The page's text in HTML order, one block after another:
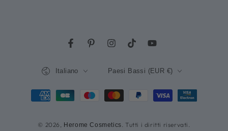
FacebookPinterestInstagramRubinettoYouTube
© 2026, Herome Cosmetics. Tutti i diritti riservati.
Italiano Paesi Bassi (EUR €)
pagamento